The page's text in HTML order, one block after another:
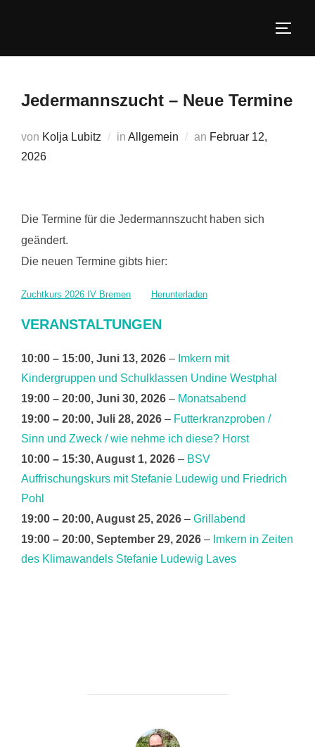
Jedermannszucht – Neue Termine
von Kolja Lubitz in Allgemein an Veröffentlicht
Februar 12,
2026
Die Termine für die Jedermannszucht haben sich
geändert.
Die neuen Termine gibts hier:
Zuchtkurs 2026 IV Bremen Herunterladen
VERANSTALTUNGEN
10:00 – 15:00, Juni 13, 2026 – Imkern mit
Kindergruppen und Schulklassen Undine Westphal
19:00 – 20:00, Juni 30, 2026 – Monatsabend
19:00 – 20:00, Juli 28, 2026 – Futterkranzproben /
Sinn und Zweck / wie nehme ich diese? Horst
10:00 – 15:30, August 1, 2026 – BSV
Auffrischungskurs mit Stefanie Ludewig und Friedrich
Pohl
19:00 – 20:00, August 25, 2026 – Grillabend
19:00 – 20:00, September 29, 2026 – Imkern in Zeiten
des Klimawandels Stefanie Ludewig Laves
BEITRAGSAUTOR